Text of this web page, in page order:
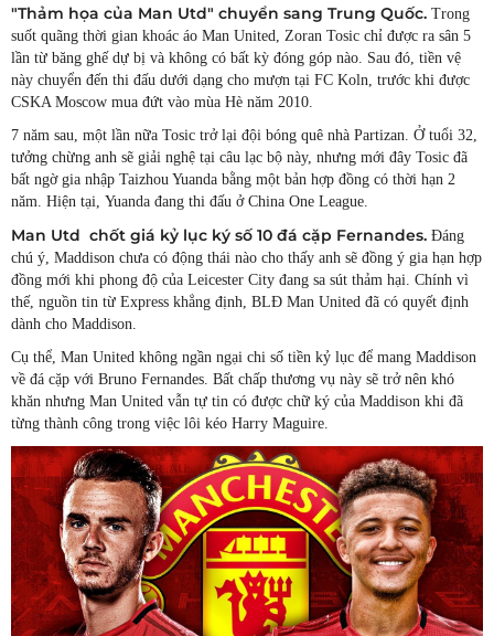
"Thảm họa của Man Utd" chuyển sang Trung Quốc. Trong
suốt quãng thời gian khoác áo Man United, Zoran Tosic chỉ được ra sân 5
lần từ băng ghế dự bị và không có bất kỳ đóng góp nào. Sau đó, tiền vệ
này chuyển đến thi đấu dưới dạng cho mượn tại FC Koln, trước khi được
CSKA Moscow mua đứt vào mùa Hè năm 2010.
7 năm sau, một lần nữa Tosic trở lại đội bóng quê nhà Partizan. Ở tuổi 32,
tưởng chừng anh sẽ giải nghệ tại câu lạc bộ này, nhưng mới đây Tosic đã
bất ngờ gia nhập Taizhou Yuanda bằng một bản hợp đồng có thời hạn 2
năm. Hiện tại, Yuanda đang thi đấu ở China One League.
Man Utd chốt giá kỷ lục ký số 10 đá cặp Fernandes. Đáng
chú ý, Maddison chưa có động thái nào cho thấy anh sẽ đồng ý gia hạn hợp
đồng mới khi phong độ của Leicester City đang sa sút thảm hại. Chính vì
thế, nguồn tin từ Express khẳng định, BLĐ Man United đã có quyết định
dành cho Maddison.
Cụ thể, Man United không ngần ngại chi số tiền kỷ lục để mang Maddison
về đá cặp với Bruno Fernandes. Bất chấp thương vụ này sẽ trở nên khó
khăn nhưng Man United vẫn tự tin có được chữ ký của Maddison khi đã
từng thành công trong việc lôi kéo Harry Maguire.